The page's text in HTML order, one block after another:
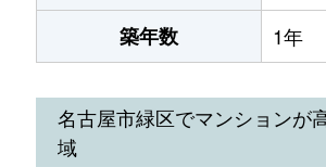
築年数 1年
名古屋市緑区でマンションが
域